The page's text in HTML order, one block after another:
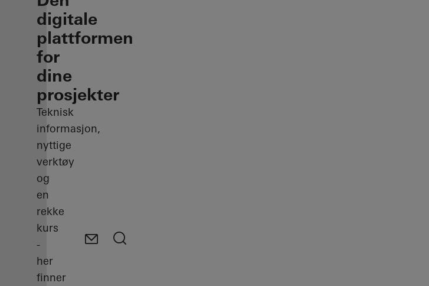
digitale
plattformen
for
dine
prosjekter
Teknisk
informasjon,
nyttige
verktøy
og
en
rekke
kurs
-
her
finner